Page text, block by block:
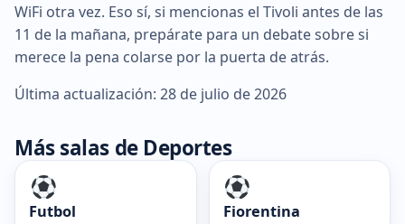
WiFi otra vez. Eso sí, si mencionas el Tivoli antes de las
11 de la mañana, prepárate para un debate sobre si
merece la pena colarse por la puerta de atrás.
Última actualización: 28 de julio de 2026
Más salas de Deportes
Futbol Fiorentina